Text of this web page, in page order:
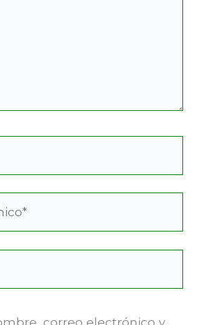
correo electrónico y